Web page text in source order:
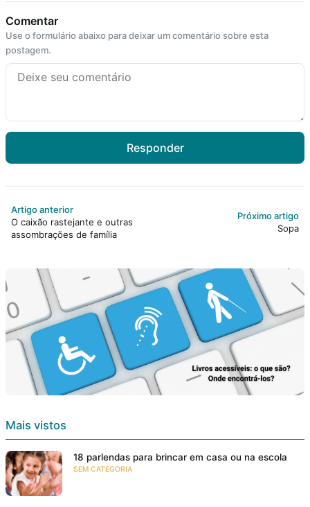
Comentar
Use o formulário abaixo para deixar um comentário sobre esta
postagem.
Responder
Artigo anterior
O caixão rastejante e outras
assombrações de família
Próximo artigo
Sopa
Mais vistos
18 parlendas para brincar em casa ou na escola
SEM CATEGORIA